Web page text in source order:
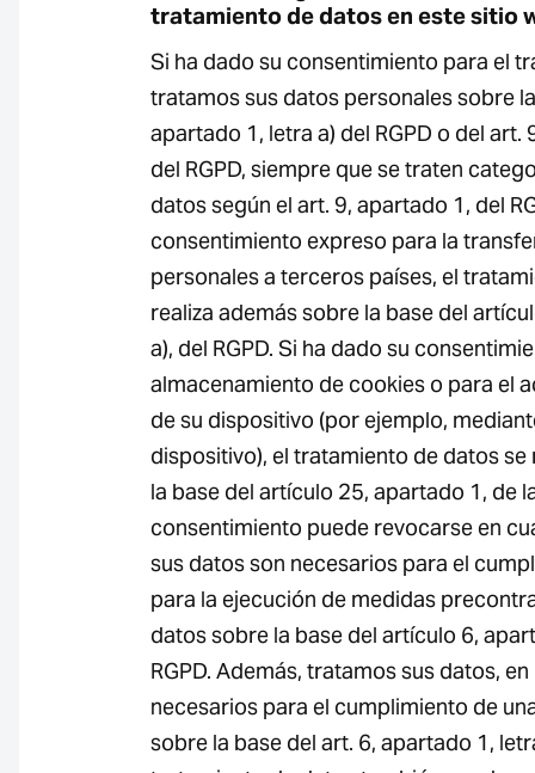
tratamiento de datos en este sitio
Si ha dado su consentimiento para el
tratamos sus datos personales sobre
apartado 1, letra a) del RGPD o del art.
del RGPD, siempre que se traten
datos según el art. 9, apartado 1, del
consentimiento expreso para la
personales a terceros países, el
realiza además sobre la base del
a), del RGPD. Si ha dado su
almacenamiento de cookies o para el
de su dispositivo (por ejemplo,
dispositivo), el tratamiento de datos se
la base del artículo 25, apartado 1, de
consentimiento puede revocarse en
sus datos son necesarios para el
para la ejecución de medidas
datos sobre la base del artículo 6,
RGPD. Además, tratamos sus datos,
necesarios para el cumplimiento de
sobre la base del art. 6, apartado 1,